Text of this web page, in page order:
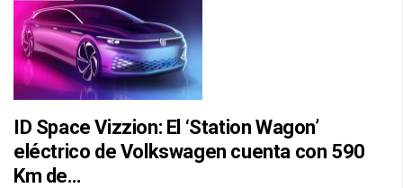
ID Space Vizzion: El ‘Station Wagon’
eléctrico de Volkswagen cuenta con 590
Km de…